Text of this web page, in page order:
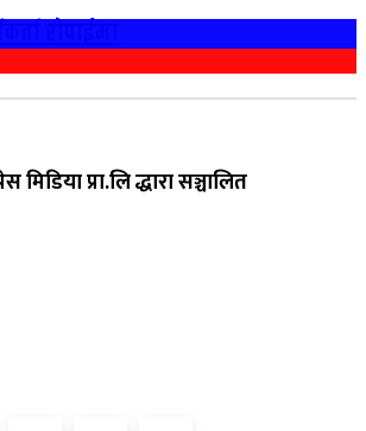
मिडिया प्रा.लि द्धारा सञ्चालित